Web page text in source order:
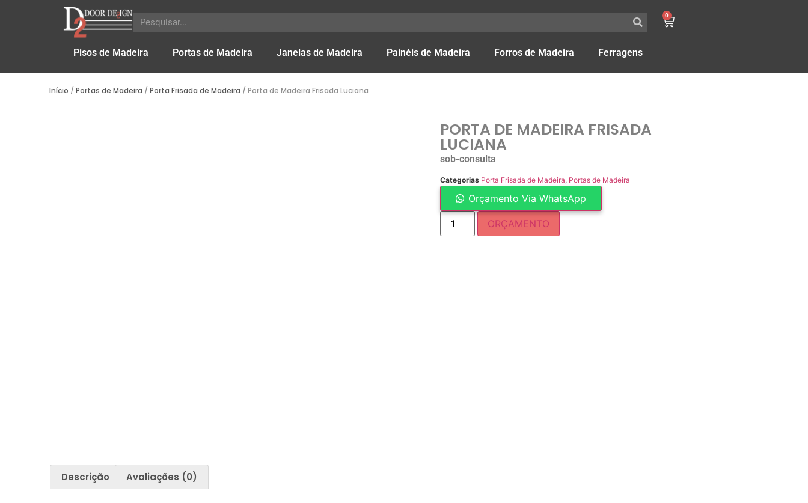
0
Pisos de Madeira Portas de Madeira Janelas de Madeira Painéis de Madeira Forros de Madeira Ferragens
Início / Portas de Madeira / Porta Frisada de Madeira / Porta de Madeira Frisada Luciana
PORTA DE MADEIRA FRISADA
LUCIANA
sob-consulta
Categorias Porta Frisada de Madeira, Portas de Madeira
Orçamento Via WhatsApp
ORÇAMENTO
Descrição Avaliações (0)